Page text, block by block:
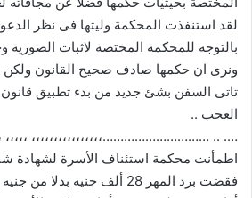
لقد استنفذت المحكمة وليتها فى نظر
بالتوجه للمحكمة المختصة لاثبات
ونرى ان حكمها صادف صحيح القانون
العجب ..
…. .. …………………………،،،،،،،،،،،،،،،، ،،،،،
اطمأنت محكمة استئناف الأسرة لشهادة
فقضت برد المهر 28 ألف جنيه بدلا من جنيه واحد.